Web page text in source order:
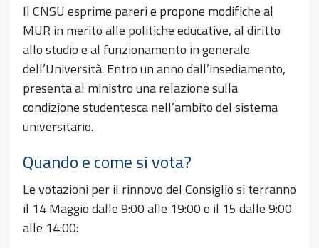
Il CNSU esprime pareri e propone modifiche al
MUR in merito alle politiche educative, al diritto
allo studio e al funzionamento in generale
dell’Università. Entro un anno dall’insediamento,
presenta al ministro una relazione sulla
condizione studentesca nell’ambito del sistema
universitario.
Quando e come si vota?
Le votazioni per il rinnovo del Consiglio si terranno
il 14 Maggio dalle 9:00 alle 19:00 e il 15 dalle 9:00
alle 14:00: